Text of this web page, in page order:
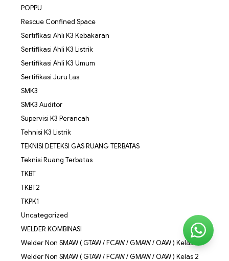
POPPU
Rescue Confined Space
Sertifikasi Ahli K3 Kebakaran
Sertifikasi Ahli K3 Listrik
Sertifikasi Ahli K3 Umum
Sertifikasi Juru Las
SMK3
SMK3 Auditor
Supervisi K3 Perancah
Tehnisi K3 Listrik
TEKNISI DETEKSI GAS RUANG TERBATAS
Teknisi Ruang Terbatas
TKBT
TKBT2
TKPK1
Uncategorized
WELDER KOMBINASI
Welder Non SMAW ( GTAW / FCAW / GMAW / OAW ) Kelas 1
Welder Non SMAW ( GTAW / FCAW / GMAW / OAW ) Kelas 2